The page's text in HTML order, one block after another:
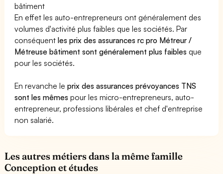
bâtiment
En effet les auto-entrepreneurs ont généralement des
volumes d'activité plus faibles que les sociétés. Par
conséquentles prix des assurances rc pro Métreur /
Métreuse bâtiment sont généralement plus faibles que
pour les sociétés.
En revanche leprix des assurances prévoyances TNS
sont les mêmes pour les micro-entrepreneurs, auto-
entrepreneur, professions libérales et chef d'entreprise
non salarié.
Les autres métiers dans la même famille
Conception et études